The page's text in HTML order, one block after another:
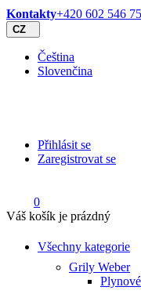
Kontakty+420 602 546
CZ
Čeština
Slovenčina
Přihlásit se
Zaregistrovat se
0
Váš košík je prázdný
Všechny kategorie
Grily Weber